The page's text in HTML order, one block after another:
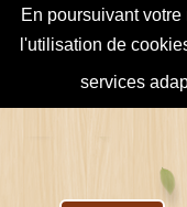
En poursuivant
l'utilisation de
services